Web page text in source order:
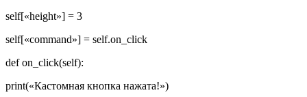
self[«height»] = 3
self[«command»] = self.on_click
def on_click(self):
print(«Кастомная кнопка нажата!»)